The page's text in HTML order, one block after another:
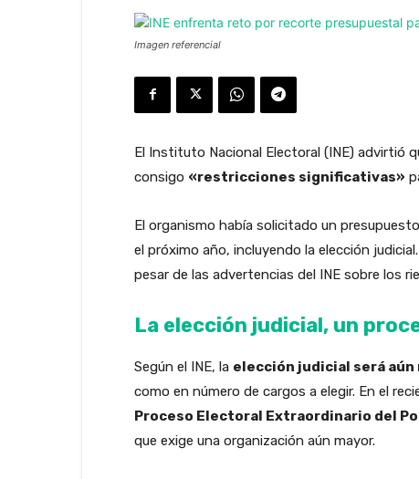
Imagen referencial
El Instituto Nacional Electoral (INE) advirtió
consigo «restricciones significativas»
El organismo había solicitado un
el próximo año, incluyendo la elección
pesar de las advertencias del INE sobre los
La elección judicial, un
Según el INE, la elección judicial será
como en número de cargos a elegir. En el
Proceso Electoral Extraordinario del
que exige una organización aún mayor.